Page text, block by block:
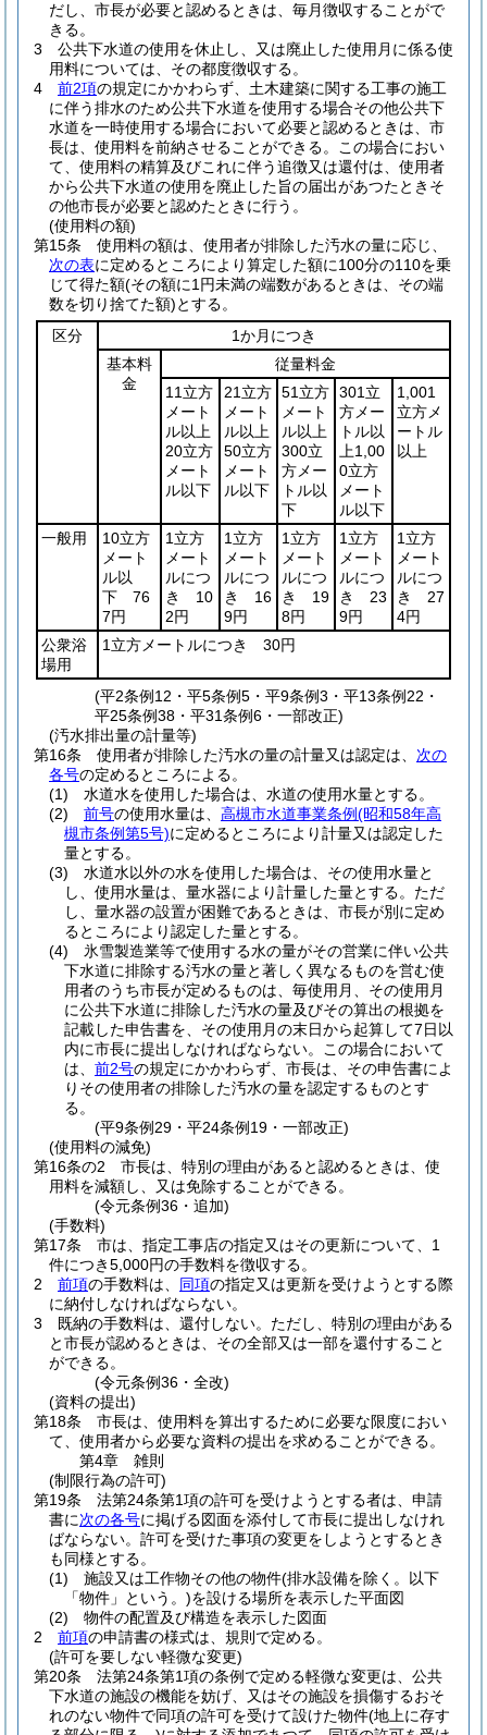
だし、市長が必要と認めるときは、毎月徴収することがで
きる。
3
公共下水道の使用を休止し、又は廃止した使用月に係る使
用料については、その都度徴収する。
4
前2項の規定にかかわらず、土木建築に関する工事の施工
に伴う排水のため公共下水道を使用する場合その他公共下
水道を一時使用する場合において必要と認めるときは、市
長は、使用料を前納させることができる。
この場合におい
て、使用料の精算及びこれに伴う追徴又は還付は、使用者
から公共下水道の使用を廃止した旨の届出があつたときそ
の他市長が必要と認めたときに行う。
(使用料の額)
第15条
使用料の額は、使用者が排除した汚水の量に応じ、
次の表に定めるところにより算定した額に100分の110を乗
じて得た額(その額に1円未満の端数があるときは、その端
数を切り捨てた額)とする。
区分
1か月につき
基本料
金
従量料金
11立方
メート
ル以上
20立方
メート
ル以下
21立方
メート
ル以上
50立方
メート
ル以下
51立方
メート
ル以上
300立
方メー
トル以
下
301立
方メー
トル以
上1,00
0立方
メート
ル以下
1,001
立方メ
ートル
以上
一般用
10立方
メート
ル以
下 76
7円
1立方
メート
ルにつ
き 10
2円
1立方
メート
ルにつ
き 16
9円
1立方
メート
ルにつ
き 19
8円
1立方
メート
ルにつ
き 23
9円
1立方
メート
ルにつ
き 27
4円
公衆浴
場用
1立方メートルにつき 30円
(平2条例12・平5条例5・平9条例3・平13条例22・
平25条例38・平31条例6・一部改正)
(汚水排出量の計量等)
第16条
使用者が排除した汚水の量の計量又は認定は、 次の
各号の定めるところによる。
(1)
水道水を使用した場合は、水道の使用水量とする。
(2)
前号の使用水量は、 高槻市水道事業条例(昭和58年高
槻市条例第5号)に定めるところにより計量又は認定した
量とする。
(3)
水道水以外の水を使用した場合は、その使用水量と
し、使用水量は、量水器により計量した量とする。 ただ
し、量水器の設置が困難であるときは、市長が別に定め
るところにより認定した量とする。
(4)
氷雪製造業等で使用する水の量がその営業に伴い公共
下水道に排除する汚水の量と著しく異なるものを営む使
用者のうち市長が定めるものは、毎使用月、その使用月
に公共下水道に排除した汚水の量及びその算出の根拠を
記載した申告書を、その使用月の末日から起算して7日以
内に市長に提出しなければならない。
この場合において
は、 前2号の規定にかかわらず、市長は、その申告書によ
りその使用者の排除した汚水の量を認定するものとす
る。
(平9条例29・平24条例19・一部改正)
(使用料の減免)
第16条の2
市長は、特別の理由があると認めるときは、使
用料を減額し、又は免除することができる。
(令元条例36・追加)
(手数料)
第17条
市は、指定工事店の指定又はその更新について、1
件につき5,000円の手数料を徴収する。
2
前項の手数料は、 同項の指定又は更新を受けようとする際
に納付しなければならない。
3
既納の手数料は、還付しない。 ただし、特別の理由がある
と市長が認めるときは、その全部又は一部を還付すること
ができる。
(令元条例36・全改)
(資料の提出)
第18条
市長は、使用料を算出するために必要な限度におい
て、使用者から必要な資料の提出を求めることができる。
第4章
雑則
(制限行為の許可)
第19条
法第24条第1項の許可を受けようとする者は、申請
書に次の各号に掲げる図面を添付して市長に提出しなけれ
ばならない。 許可を受けた事項の変更をしようとするとき
も同様とする。
(1)
施設又は工作物その他の物件(排水設備を除く。以下
「物件」という。)を設ける場所を表示した平面図
(2)
物件の配置及び構造を表示した図面
2
前項の申請書の様式は、規則で定める。
(許可を要しない軽微な変更)
第20条
法第24条第1項の条例で定める軽微な変更は、公共
下水道の施設の機能を妨げ、又はその施設を損傷するおそ
れのない物件で同項の許可を受けて設けた物件(地上に存す